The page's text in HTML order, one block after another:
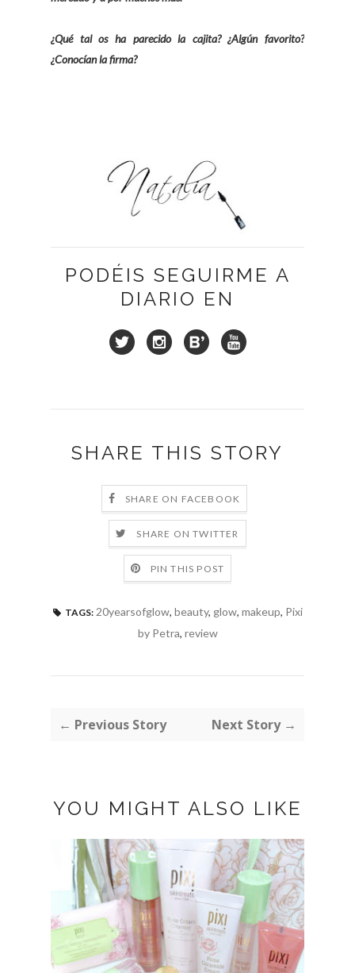
¿Qué tal os ha parecido la cajita? ¿Algún favorito?
¿Conocían la firma?
PODÉIS SEGUIRME A
DIARIO EN
SHARE THIS STORY
SHARE ON FACEBOOK
SHARE ON TWITTER
PIN THIS POST
TAGS: 20yearsofglow, beauty, glow, makeup, Pixi
by Petra, review
← Previous Story Next Story →
YOU MIGHT ALSO LIKE